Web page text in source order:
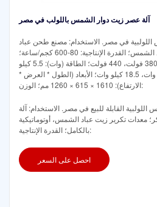
آلة عصر زيت دوار الشمس باللولب في مصر
في مصر. الاستخدام: مصنع طحن عباد
الشمس؛ النوع: مصنع طحن عباد الشمس؛ القدرة الإنتاجية: 80-600 كجم/ساعة؛
الجهد: 110 فولت، 280 فولت، 380 فولت، 440 فولت؛ الطاقة (وات): 5.5 كيلو
وات، 7.5 كيلو وات، 15 كيلو وات، 18.5 كيلو وات؛ الأبعاد (الطول * العرض *
الارتفاع): 1610 × 615 × 1260 مم؛ الوزن:
القابلة للبيع في مصر. الاستخدام: آلة
معدات تكرير زيت عباد الشمس، أوتوماتيكية
بالكامل؛ القدرة الإنتاجية:
احصل على السعر